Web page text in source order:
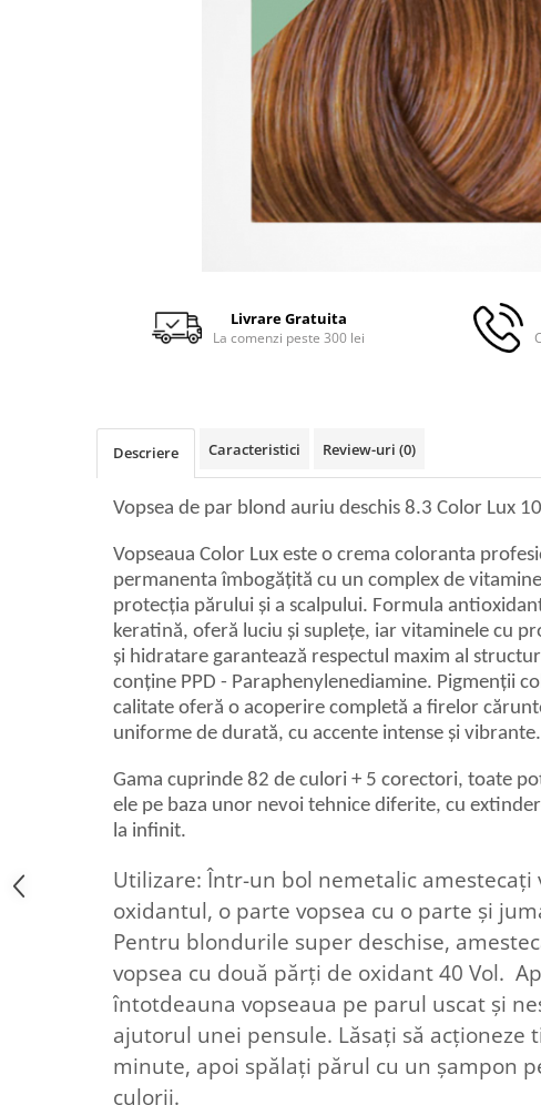
Livrare Gratuita
La comenzi peste 300 lei
Descriere Caracteristici Review-uri (0)
Vopsea de par blond auriu deschis 8.3 Color Lux
Vopseaua Color Lux este o crema coloranta
permanenta îmbogățită cu un complex de
protecția părului și a scalpului. Formula
keratină, oferă luciu și suplețe, iar vitaminele cu
și hidratare garantează respectul maxim al
conține PPD - Paraphenylenediamine. Pigmenții
calitate oferă o acoperire completă a firelor
uniforme de durată, cu accente intense și vibrante.
Gama cuprinde 82 de culori + 5 corectori, toate
ele pe baza unor nevoi tehnice diferite, cu
la infinit.
Utilizare: Într-un bol nemetalic amestecați
oxidantul, o parte vopsea cu o parte și
Pentru blondurile super deschise,
vopsea cu două părți de oxidant 40 Vol.
întotdeauna vopseaua pe parul uscat și
ajutorul unei pensule. Lăsați să acționeze
minute, apoi spălați părul cu un șampon
culorii.